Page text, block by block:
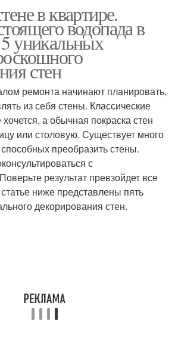
Домашние фонтаны
Водопад в квартире
Уличный водопад
в квартире.
водопада в
уникальных
стен
ремонта начинают планировать,
из себя стены. Классические
а обычная покраска стен
или столовую. Существует много
преобразить стены.
с
результат превзойдет все
ниже представлены пять
декорирования стен.